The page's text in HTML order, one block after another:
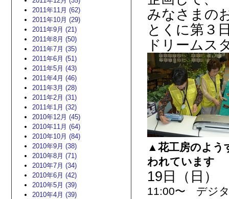
2011年11月 (62)
2011年10月 (29)
2011年9月 (21)
2011年8月 (50)
2011年7月 (35)
2011年6月 (51)
2011年5月 (43)
2011年4月 (46)
2011年3月 (28)
2011年2月 (31)
2011年1月 (32)
2010年12月 (45)
2010年11月 (64)
2010年10月 (84)
2010年9月 (38)
2010年8月 (71)
2010年7月 (34)
2010年6月 (42)
2010年5月 (39)
2010年4月 (39)
みなさまの
とくに第３
ドリームス
▲花工房のよう
われています
19日（日）
11:00〜 デジ